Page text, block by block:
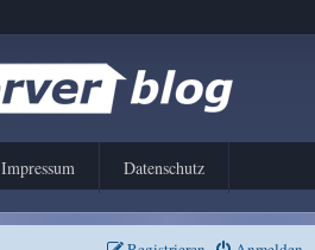
Impressum Datenschutz